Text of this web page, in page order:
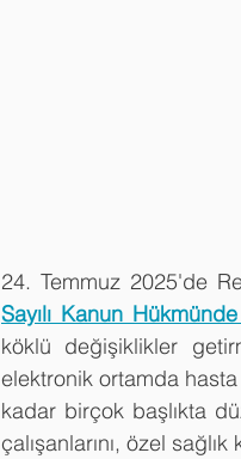
24. Temmuz 2025'de
Sayılı Kanun
köklü değişiklikler
elektronik ortamda hasta
kadar birçok başlıkta
çalışanlarını, özel